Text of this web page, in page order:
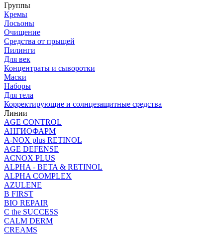
Группы
Кремы
Лосьоны
Очищение
Средства от прыщей
Пилинги
Для век
Концентраты и сыворотки
Маски
Наборы
Для тела
Корректирующие и солнцезащитные средства
Линии
AGE CONTROL
АНГИОФАРМ
A-NOX plus RETINOL
AGE DEFENSE
ACNOX PLUS
ALPHA - BETA & RETINOL
ALPHA COMPLEX
AZULENE
B FIRST
BIO REPAIR
C the SUCCESS
CALM DERM
CREAMS